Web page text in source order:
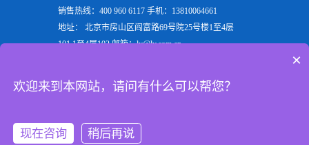
销售热线：400 960 6117 手机：13810064661
地址： 北京市房山区阎富路69号院25号楼1至4层
101,1至4层102 邮箱：ly@ly.com.cn
仪
等实验室用检验分析产品，是电泳槽装置行业的重
×
欢迎来到本网站，请问有什么可以帮您？
现在咨询 稍后再说